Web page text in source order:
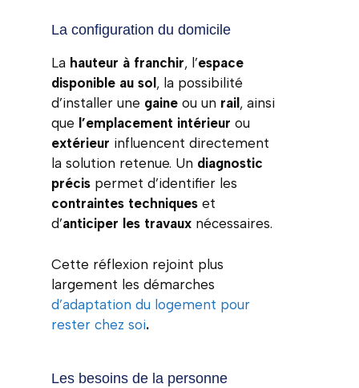
La configuration du domicile
La hauteur à franchir, l’espace
disponible au sol , la possibilité
d’installer une gaineou un rail , ainsi
que l’emplacement intérieur ou
extérieur influencent directement
la solution retenue. Un diagnostic
précispermet d’identifier les
contraintes techniqueset
d’anticiper les travauxnécessaires.
Cette réflexion rejoint plus
largement les démarches
d’adaptation du logement pour
rester chez soi.
Les besoins de la personne